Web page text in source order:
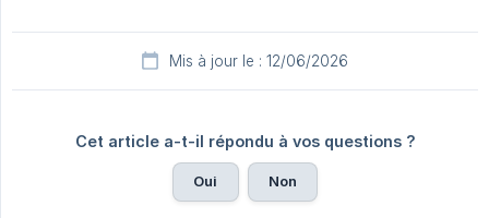
Mis à jour le : 12/06/2026
Cet article a-t-il répondu à vos questions ?
Oui Non